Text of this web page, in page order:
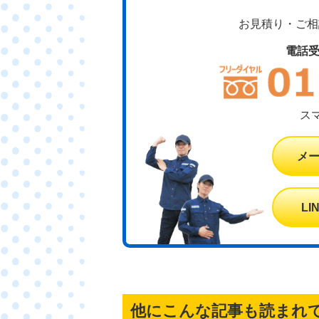
お見積り・ご
電話
ス
メ
他にこんな記事も読まれ